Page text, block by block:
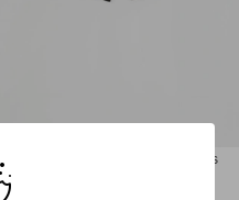
Alsónemű RipNDip Smd Boxers